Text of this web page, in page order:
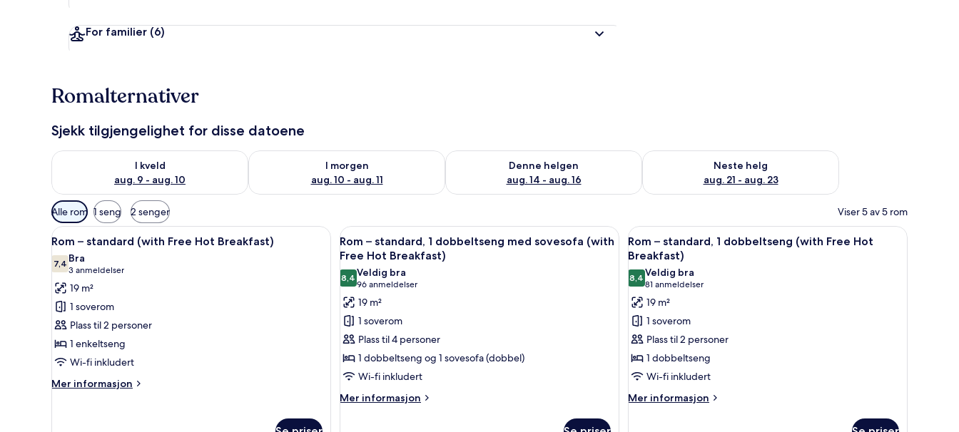
For familier (6)
Romalternativer
Sjekk tilgjengelighet for disse datoene
I kveld
aug. 9 - aug. 10
Sjekk tilgjengelighet for i kveld, aug. 9 - aug. 10
I morgen
aug. 10 - aug. 11
Sjekk tilgjengelighet for i morgen, aug. 10 - aug. 11
Denne helgen
aug. 14 - aug. 16
Sjekk tilgjengelighet for denne helgen, aug. 14 - aug. 16
Neste helg
aug. 21 - aug. 23
Sjekk tilgjengelighet for neste helg, aug. 21 - aug. 23
Tilgjengelige
filtre
for
rom
Alle rom 1 seng 2 senger Viser 5 av 5 rom
Åpne
alle
bildene
av
Rom
–
standard
(with
Free
Hot
Rom – standard (with Free Hot Breakfast) | Skrivebord, skrivebord for bærbar PC og strykejern/-brett
6
Rom – standard (with Free Hot Breakfast)
7,47,4 av 10
Bra
3 anmeldelser
(3
anmeldelser)
19 m²
1 soverom
Plass til 2 personer
1 enkeltseng
Wi-fi inkludert
Mer informasjon
Mer
Åpne
alle
bildene
av
Rom
–
standard,
1
dobbeltseng
med
sovesofa
Skrivebord, skrivebord for bærbar PC og strykejern/-brett
4
Rom – standard, 1 dobbeltseng med sovesofa (with
Free Hot Breakfast)
8,48,4 av 10
Veldig bra
96 anmeldelser
(96
anmeldelser)
19 m²
1 soverom
Plass til 4 personer
1 dobbeltseng og 1 sovesofa (dobbel)
Wi-fi inkludert
Mer informasjon
Mer
Åpne
alle
bildene
av
Rom
–
standard,
1
dobbeltseng
(with
Free
Rom – standard, 1 dobbeltseng (with Free
7
Rom – standard, 1 dobbeltseng (with Free Hot
Breakfast)
8,48,4 av 10
Veldig bra
81 anmeldelser
(81
anmeldelser)
19 m²
1 soverom
Plass til 2 personer
1 dobbeltseng
Wi-fi inkludert
Mer informasjon
Mer